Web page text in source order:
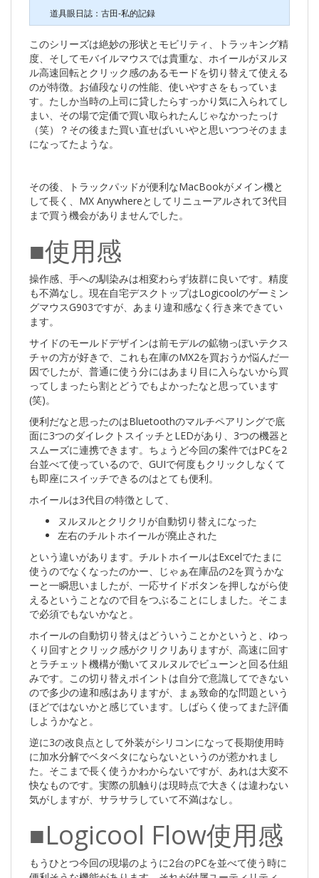
にあがったんですが、競合メーカーの競合技術であるDARK-FIELDの「ガ
ラス面でもOK」とのPRにも興味があったので、ロジクールのM905を買っ
道具眼日誌：古田-私的記録
このシリーズは絶妙の形状とモビリティ、トラッキング精
度、そしてモバイルマウスでは貴重な、ホイールがヌルヌ
ル高速回転とクリック感のあるモードを切り替えて使える
のが特徴。お値段なりの性能、使いやすさをもっていま
す。たしか当時の上司に貸したらすっかり気に入られてし
まい、その場で定価で買い取られたんじゃなかったっけ
（笑）？その後また買い直せばいいやと思いつつそのまま
になってたような。
その後、トラックパッドが便利なMacBookがメイン機と
して長く、MX Anywhereとしてリニューアルされて3代目
まで買う機会がありませんでした。
■使用感
操作感、手への馴染みは相変わらず抜群に良いです。精度
も不満なし。現在自宅デスクトップはLogicoolのゲーミン
グマウスG903ですが、あまり違和感なく行き来できてい
ます。
サイドのモールドデザインは前モデルの鉱物っぽいテクス
チャの方が好きで、これも在庫のMX2を買おうか悩んだ一
因でしたが、普通に使う分にはあまり目に入らないから買
ってしまったら割とどうでもよかったなと思っています
(笑)。
便利だなと思ったのはBluetoothのマルチペアリングで底
面に3つのダイレクトスイッチとLEDがあり、3つの機器と
スムーズに連携できます。ちょうど今回の案件ではPCを2
台並べて使っているので、GUIで何度もクリックしなくて
も即座にスイッチできるのはとても便利。
ホイールは3代目の特徴として、
ヌルヌルとクリクリが自動切り替えになった
左右のチルトホイールが廃止された
という違いがあります。チルトホイールはExcelでたまに
使うのでなくなったのかー、じゃぁ在庫品の2を買うかな
ーと一瞬思いましたが、一応サイドボタンを押しながら使
えるということなので目をつぶることにしました。そこま
で必須でもないかなと。
ホイールの自動切り替えはどういうことかというと、ゆっ
くり回すとクリック感がクリクリありますが、高速に回す
とラチェット機構が働いてヌルヌルでビューンと回る仕組
みです。この切り替えポイントは自分で意識してできない
ので多少の違和感はありますが、まぁ致命的な問題という
ほどではないかと感じています。しばらく使ってまた評価
しようかなと。
逆に3の改良点として外装がシリコンになって長期使用時
に加水分解でベタベタにならないというのが惹かれまし
た。そこまで長く使うかわからないですが、あれは大変不
快なものです。実際の肌触りは現時点で大きくは違わない
気がしますが、サラサラしていて不満はなし。
■Logicool Flow使用感
もうひとつ今回の現場のように2台のPCを並べて使う時に